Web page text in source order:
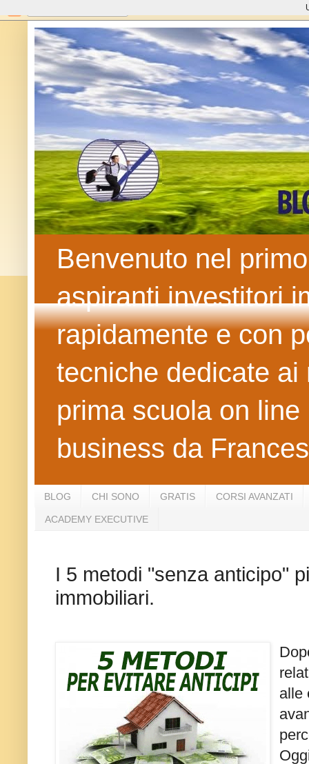
Benvenuto nel
aspiranti investitori
rapidamente e con
tecniche dedicate
prima scuola on
business da
BLOG CHI SONO GRATIS CORSI AVANZATI
ACADEMY EXECUTIVE
I 5 metodi "senza anticipo"
immobiliari.
alle